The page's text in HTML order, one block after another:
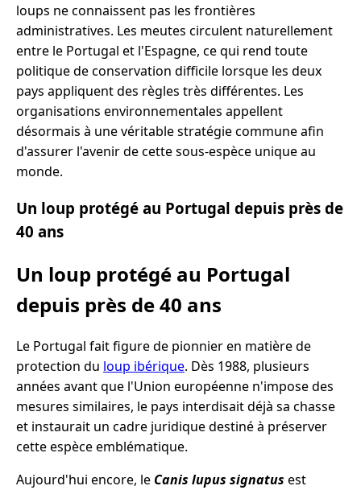
loups ne connaissent pas les frontières
administratives. Les meutes circulent naturellement
entre le Portugal et l'Espagne, ce qui rend toute
politique de conservation difficile lorsque les deux
pays appliquent des règles très différentes. Les
organisations environnementales appellent
désormais à une véritable stratégie commune afin
d'assurer l'avenir de cette sous-espèce unique au
monde.
Un loup protégé au Portugal depuis près de
40 ans
Un loup protégé au Portugal
depuis près de 40 ans
Le Portugal fait figure de pionnier en matière de
protection du loup ibérique. Dès 1988, plusieurs
années avant que l'Union européenne n'impose des
mesures similaires, le pays interdisait déjà sa chasse
et instaurait un cadre juridique destiné à préserver
cette espèce emblématique.
Aujourd'hui encore, le Canis lupus signatus est